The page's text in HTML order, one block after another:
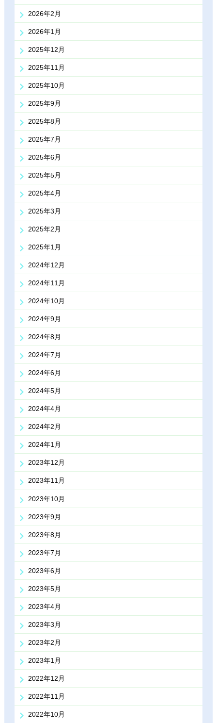
2026年2月
2026年1月
2025年12月
2025年11月
2025年10月
2025年9月
2025年8月
2025年7月
2025年6月
2025年5月
2025年4月
2025年3月
2025年2月
2025年1月
2024年12月
2024年11月
2024年10月
2024年9月
2024年8月
2024年7月
2024年6月
2024年5月
2024年4月
2024年2月
2024年1月
2023年12月
2023年11月
2023年10月
2023年9月
2023年8月
2023年7月
2023年6月
2023年5月
2023年4月
2023年3月
2023年2月
2023年1月
2022年12月
2022年11月
2022年10月